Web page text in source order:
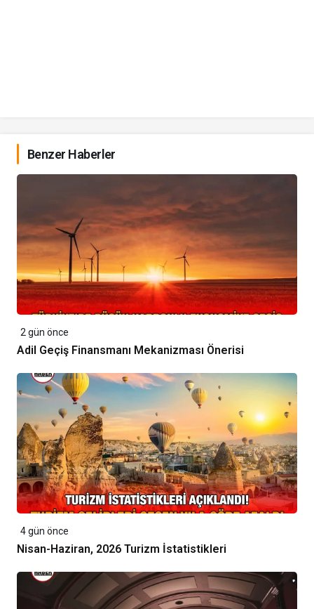
Benzer Haberler
2 gün önce
Adil Geçiş Finansmanı Mekanizması Önerisi
4 gün önce
Nisan-Haziran, 2026 Turizm İstatistikleri